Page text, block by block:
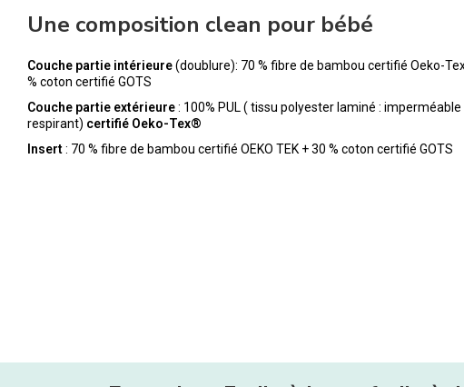
Une composition clean pour bébé
Couche partie intérieure(doublure): 70 % fibre de bambou certifié Oeko-
% coton certifié GOTS
Couche partie extérieure: 100% PUL ( tissu polyester laminé :
respirant) certifié Oeko-Tex®
Insert: 70 % fibre de bambou certifié OEKO TEK + 30 % coton certifié GOTS